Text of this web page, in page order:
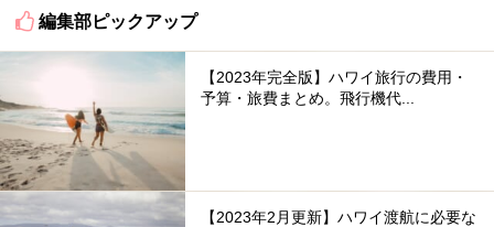
編集部ピックアップ
【2023年完全版】ハワイ旅行の費用・
予算・旅費まとめ。飛行機代...
【2023年2月更新】ハワイ渡航に必要な